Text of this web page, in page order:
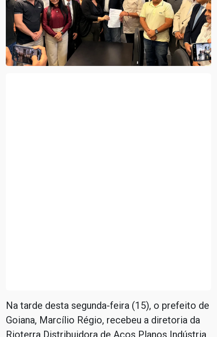
Na tarde desta segunda-feira (15), o prefeito de
Goiana, Marcílio Régio, recebeu a diretoria da
Rioterra Distribuidora de Aços Planos Indústria